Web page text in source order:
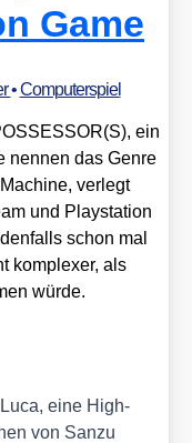
Game
•Computerspiel
ein
nen­nen das Gen­re
ver­legt
und Play­sta­ti­on
schon mal
kom­ple­xer, als
wür­de.
eine High-
von San­zu